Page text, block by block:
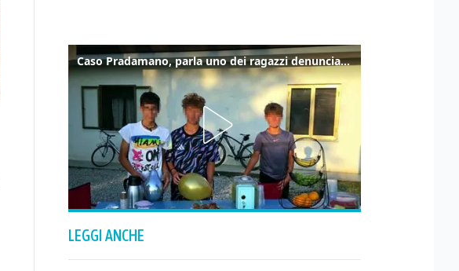
Caso Pradamano, parla uno dei ragazzi denunciati per la limonata: "Volevo anche aiutare i miei"
LEGGI ANCHE